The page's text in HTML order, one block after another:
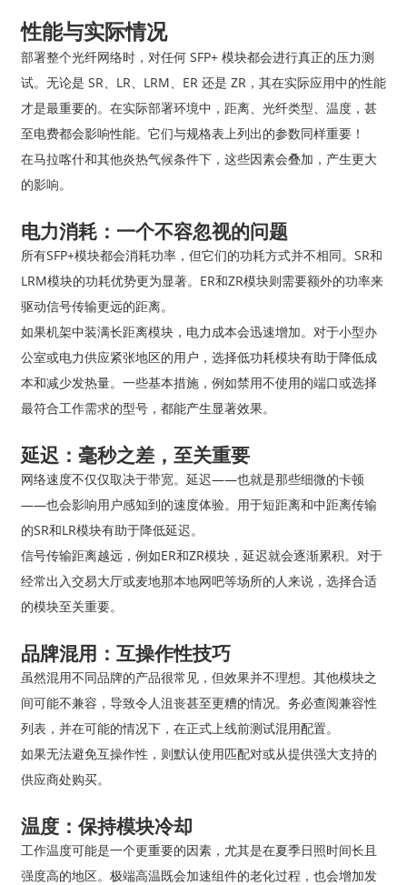
性能与实际情况
部署整个光纤网络时，对任何 SFP+ 模块都会进行真正的压力测
试。无论是 SR、LR、LRM、ER 还是 ZR，其在实际应用中的性能
才是最重要的。在实际部署环境中，距离、光纤类型、温度，甚
至电费都会影响性能。它们与规格表上列出的参数同样重要！
在马拉喀什和其他炎热气候条件下，这些因素会叠加，产生更大
的影响。
电力消耗：一个不容忽视的问题
所有SFP+模块都会消耗功率，但它们的功耗方式并不相同。SR和
LRM模块的功耗优势更为显著。ER和ZR模块则需要额外的功率来
驱动信号传输更远的距离。
如果机架中装满长距离模块，电力成本会迅速增加。对于小型办
公室或电力供应紧张地区的用户，选择低功耗模块有助于降低成
本和减少发热量。一些基本措施，例如禁用不使用的端口或选择
最符合工作需求的型号，都能产生显著效果。
延迟：毫秒之差，至关重要
网络速度不仅仅取决于带宽。延迟——也就是那些细微的卡顿
——也会影响用户感知到的速度体验。用于短距离和中距离传输
的SR和LR模块有助于降低延迟。
信号传输距离越远，例如ER和ZR模块，延迟就会逐渐累积。对于
经常出入交易大厅或麦地那本地网吧等场所的人来说，选择合适
的模块至关重要。
品牌混用：互操作性技巧
虽然混用不同品牌的产品很常见，但效果并不理想。其他模块之
间可能不兼容，导致令人沮丧甚至更糟的情况。务必查阅兼容性
列表，并在可能的情况下，在正式上线前测试混用配置。
如果无法避免互操作性，则默认使用匹配对或从提供强大支持的
供应商处购买。
温度：保持模块冷却
工作温度可能是一个更重要的因素，尤其是在夏季日照时间长且
强度高的地区。极端高温既会加速组件的老化过程，也会增加发